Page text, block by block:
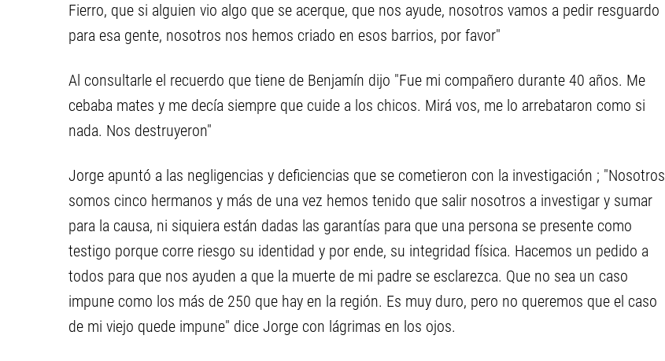
Fierro, que si alguien vio algo que se acerque, que nos ayude, nosotros vamos a pedir resguardo
para esa gente, nosotros nos hemos criado en esos barrios, por favor"
Al consultarle el recuerdo que tiene de Benjamín dijo "Fue mi compañero durante 40 años. Me
cebaba mates y me decía siempre que cuide a los chicos. Mirá vos, me lo arrebataron como si
nada. Nos destruyeron"
Jorge apuntó a las negligencias y deficiencias que se cometieron con la investigación ; "Nosotros
somos cinco hermanos y más de una vez hemos tenido que salir nosotros a investigar y sumar
para la causa, ni siquiera están dadas las garantías para que una persona se presente como
testigo porque corre riesgo su identidad y por ende, su integridad física. Hacemos un pedido a
todos para que nos ayuden a que la muerte de mi padre se esclarezca. Que no sea un caso
impune como los más de 250 que hay en la región. Es muy duro, pero no queremos que el caso
de mi viejo quede impune" dice Jorge con lágrimas en los ojos.